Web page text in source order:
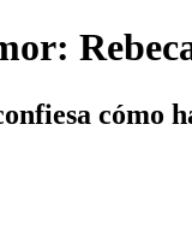
cómo